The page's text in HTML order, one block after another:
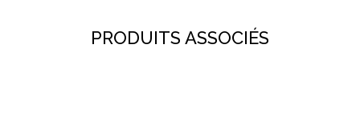
PRODUITS ASSOCIÉS